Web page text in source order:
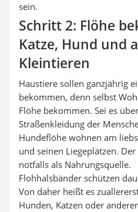
sein.
Schritt 2: Flöhe
Katze, Hund und
Kleintieren
Haustiere sollen ganzjährig
bekommen, denn selbst
Flöhe bekommen. Sei es
Straßenkleidung der
Hundeflöhe wohnen am
und seinen Liegeplätzen.
notfalls als Nahrungsquelle.
Flohhalsbänder schützen
Von daher heißt es
Hunden, Katzen oder